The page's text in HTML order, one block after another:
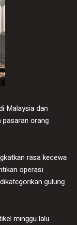
Malaysia dan
pasaran orang
rasa kecewa
operasi
gulung
minggu lalu